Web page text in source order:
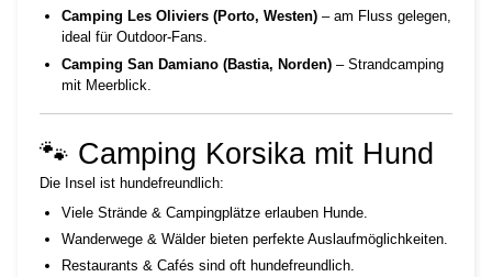
Camping Les Oliviers (Porto, Westen) – am Fluss gelegen,
ideal für Outdoor-Fans.
Camping San Damiano (Bastia, Norden) – Strandcamping
mit Meerblick.
🐾 Camping Korsika mit Hund
Die Insel ist hundefreundlich:
Viele Strände & Campingplätze erlauben Hunde.
Wanderwege & Wälder bieten perfekte Auslaufmöglichkeiten.
Restaurants & Cafés sind oft hundefreundlich.